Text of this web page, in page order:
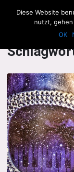
The
Diese Website
nutzt,
OK